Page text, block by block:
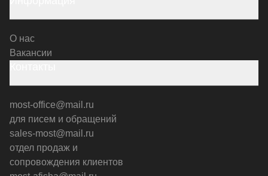
О нас
Вакансии
most-office@mail.ru
для писем и обращений
sales-most@mail.ru
отдел продаж и
сопровождения клиентов